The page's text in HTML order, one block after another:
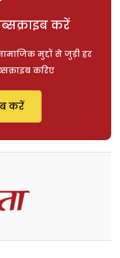
करें
मुद्दों से जुड़ी हर
करिए
करें